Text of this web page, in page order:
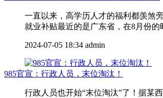
一直以来，高学历人才的福利都羡煞
就业补贴最近的是广东省，在8月份
2024-07-05 18:34 admin
985官宣：行政人员，末位淘汰！
行政人员也开始“末位淘汰”了！据某